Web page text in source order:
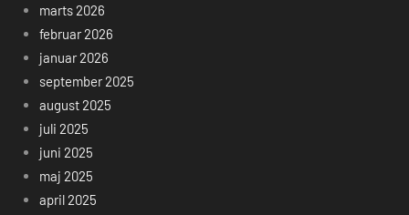
marts 2026
februar 2026
januar 2026
september 2025
august 2025
juli 2025
juni 2025
maj 2025
april 2025